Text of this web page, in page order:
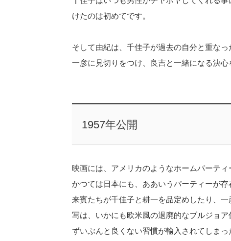
けたのは初めてです。
そして由紀は、千佳子が過去の自分と重なっ
一彦に見切りをつけ、良吉と一緒になる決心
1957年公開
映画には、アメリカのようなホームパーティ
かつては日本にも、ああいうパーティーが存
来賓たちが千佳子と耕一を品定めしたり、
写は、いかにも欧米風の退廃的なブルジョア
ずいぶんと良くない習慣が輸入されてしまっ